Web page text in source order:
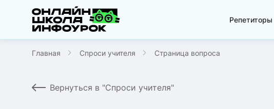
Репетиторы
Главная Спроси учителя Страница вопроса
Вернуться в "Спроси учителя"